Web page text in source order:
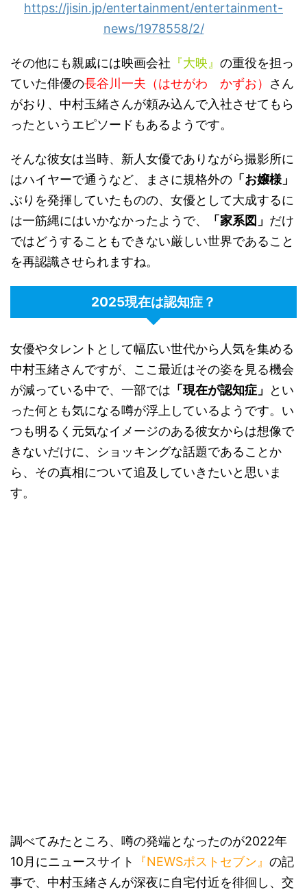
https://jisin.jp/entertainment/entertainment-
news/1978558/2/
その他にも親戚には映画会社 『大映』 の重役を担っ
ていた俳優の長谷川一夫（はせがわ かずお） さん
がおり、中村玉緒さんが頼み込んで入社させてもら
ったというエピソードもあるようです。
そんな彼女は当時、新人女優でありながら撮影所に
はハイヤーで通うなど、まさに規格外の 「お嬢様」
ぶりを発揮していたものの、女優として大成するに
は一筋縄にはいかなかったようで、
「家系図」 だけ
ではどうすることもできない厳しい世界であること
を再認識させられますね。
2025現在は認知症？
女優やタレントとして幅広い世代から人気を集める
中村玉緒さんですが、ここ最近はその姿を見る機会
が減っている中で、一部では 「現在が認知症」
とい
った何とも気になる噂が浮上しているようです。い
つも明るく元気なイメージのある彼女からは想像で
きないだけに、ショッキングな話題であることか
ら、その真相について追及していきたいと思いま
す。
調べてみたところ、噂の発端となったのが2022年
10月にニュースサイト
『NEWSポストセブン』 の記
事で、中村玉緒さんが深夜に自宅付近を徘徊し、交